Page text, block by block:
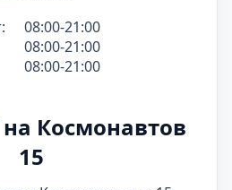
08:00-21:00
08:00-21:00
08:00-21:00
Космонавтов
15